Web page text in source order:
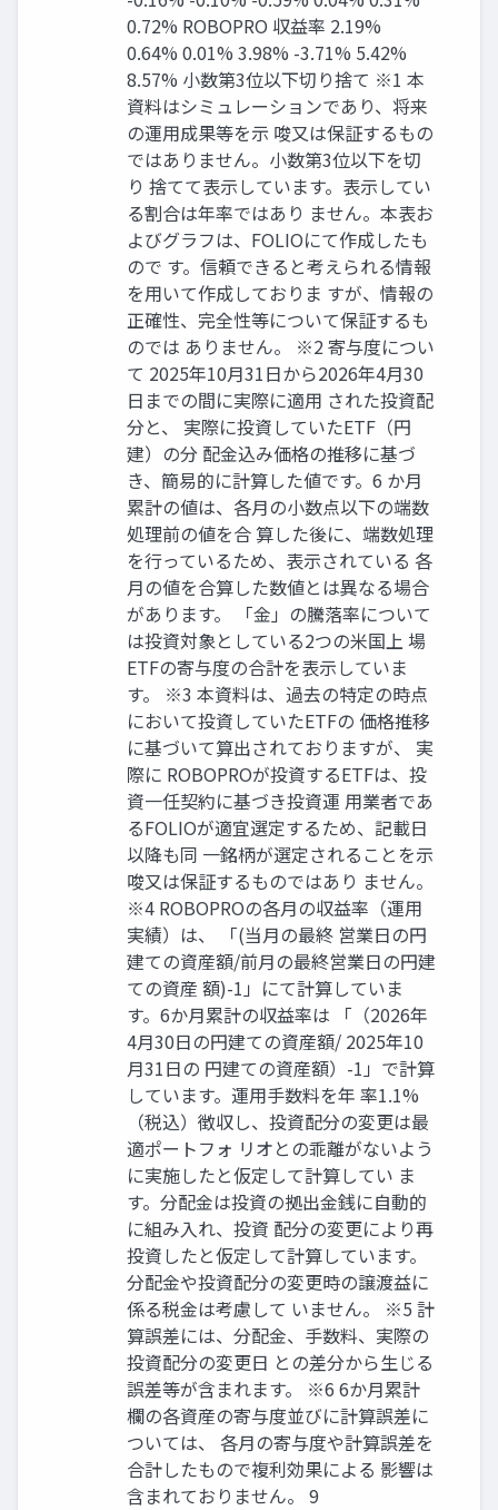
0.72% ROBOPRO 収益率 2.19%
0.64% 0.01% 3.98% -3.71% 5.42%
8.57% 小数第3位以下切り捨て ※1 本
資料はシミュレーションであり、将来
の運用成果等を示 唆又は保証するもの
ではありません。小数第3位以下を切
り 捨てて表示しています。表示してい
る割合は年率ではあり ません。本表お
よびグラフは、FOLIOにて作成したも
ので す。信頼できると考えられる情報
を用いて作成しておりま すが、情報の
正確性、完全性等について保証するも
のでは ありません。 ※2 寄与度につい
て 2025年10月31日から2026年4月30
日までの間に実際に適用 された投資配
分と、 実際に投資していたETF（円
建）の分 配金込み価格の推移に基づ
き、簡易的に計算した値です。6 か月
累計の値は、各月の小数点以下の端数
処理前の値を合 算した後に、端数処理
を行っているため、表示されている 各
月の値を合算した数値とは異なる場合
があります。 「金」の騰落率について
は投資対象としている2つの米国上 場
ETFの寄与度の合計を表示していま
す。 ※3 本資料は、過去の特定の時点
において投資していたETFの 価格推移
に基づいて算出されておりますが、 実
際に ROBOPROが投資するETFは、投
資一任契約に基づき投資運 用業者であ
るFOLIOが適宜選定するため、記載日
以降も同 一銘柄が選定されることを示
唆又は保証するものではあり ません。
※4 ROBOPROの各月の収益率（運用
実績）は、 「(当月の最終 営業日の円
建ての資産額/前月の最終営業日の円建
ての資産 額)-1」にて計算していま
す。6か月累計の収益率は 「（2026年
4月30日の円建ての資産額/ 2025年10
月31日の 円建ての資産額）-1」で計算
しています。運用手数料を年 率1.1%
（税込）徴収し、投資配分の変更は最
適ポートフォ リオとの乖離がないよう
に実施したと仮定して計算してい ま
す。分配金は投資の拠出金銭に自動的
に組み入れ、投資 配分の変更により再
投資したと仮定して計算しています。
分配金や投資配分の変更時の譲渡益に
係る税金は考慮して いません。 ※5 計
算誤差には、分配金、手数料、実際の
投資配分の変更日 との差分から生じる
誤差等が含まれます。 ※6 6か月累計
欄の各資産の寄与度並びに計算誤差に
ついては、 各月の寄与度や計算誤差を
合計したもので複利効果による 影響は
含まれておりません。 9